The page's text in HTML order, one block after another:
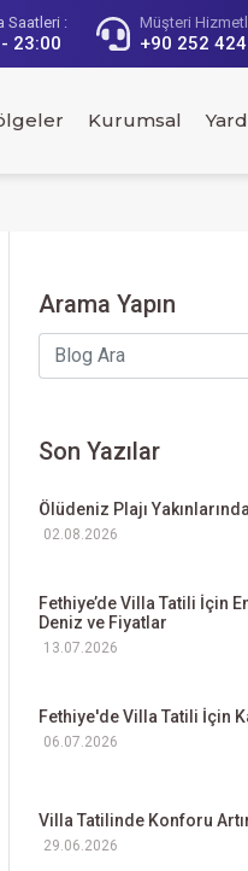
Saatleri :
23:00
Müşteri
+90 252
Kurumsal
Arama Yapın
Son Yazılar
Ölüdeniz Plajı
02.08.2026
Fethiye’de Villa Tatili İçin
Deniz ve Fiyatlar
13.07.2026
Fethiye'de Villa Tatili İçin
06.07.2026
Villa Tatilinde Konforu
29.06.2026